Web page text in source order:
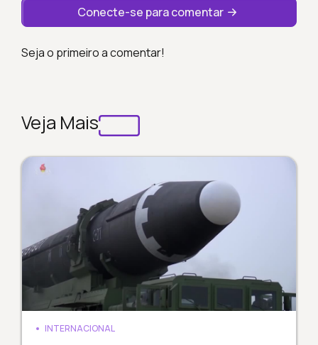
Conecte-se para comentar
Seja o primeiro a comentar!
Veja Mais
INTERNACIONAL